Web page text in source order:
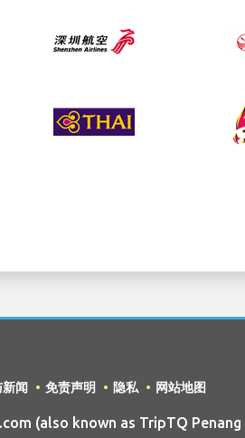
闻 免责声明 隐私 网站地图
(also known as TripTQ